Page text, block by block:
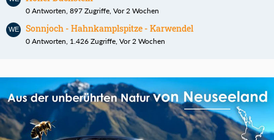
0 Antworten, 897 Zugriffe, Vor 2 Wochen
Sonnjoch - Hahnkamplspitze - Karwendel
0 Antworten, 1.426 Zugriffe, Vor 2 Wochen